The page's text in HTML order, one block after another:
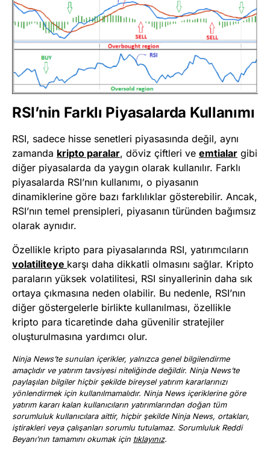
RSI’nin Farklı Piyasalarda Kullanımı
RSI, sadece hisse senetleri piyasasında değil, aynı
zamanda kripto paralar, döviz çiftleri ve emtialar gibi
diğer piyasalarda da yaygın olarak kullanılır. Farklı
piyasalarda RSI’nın kullanımı, o piyasanın
dinamiklerine göre bazı farklılıklar gösterebilir. Ancak,
RSI’nın temel prensipleri, piyasanın türünden bağımsız
olarak aynıdır.
Özellikle kripto para piyasalarında RSI, yatırımcıların
volatiliteye karşı daha dikkatli olmasını sağlar. Kripto
paraların yüksek volatilitesi, RSI sinyallerinin daha sık
ortaya çıkmasına neden olabilir. Bu nedenle, RSI’nın
diğer göstergelerle birlikte kullanılması, özellikle
kripto para ticaretinde daha güvenilir stratejiler
oluşturulmasına yardımcı olur.
Ninja News’te sunulan içerikler, yalnızca genel bilgilendirme
amaçlıdır ve yatırım tavsiyesi niteliğinde değildir. Ninja News’te
paylaşılan bilgiler hiçbir şekilde bireysel yatırım kararlarınızı
yönlendirmek için kullanılmamalıdır. Ninja News içeriklerine göre
yatırım kararı kalan kullanıcıların yatırımlarından doğan tüm
sorumluluk kullanıcılara aittir, hiçbir şekilde Ninja News, ortakları,
iştirakleri veya çalışanları sorumlu tutulamaz. Sorumluluk Reddi
Beyanı’nın tamamını okumak için tıklayınız.